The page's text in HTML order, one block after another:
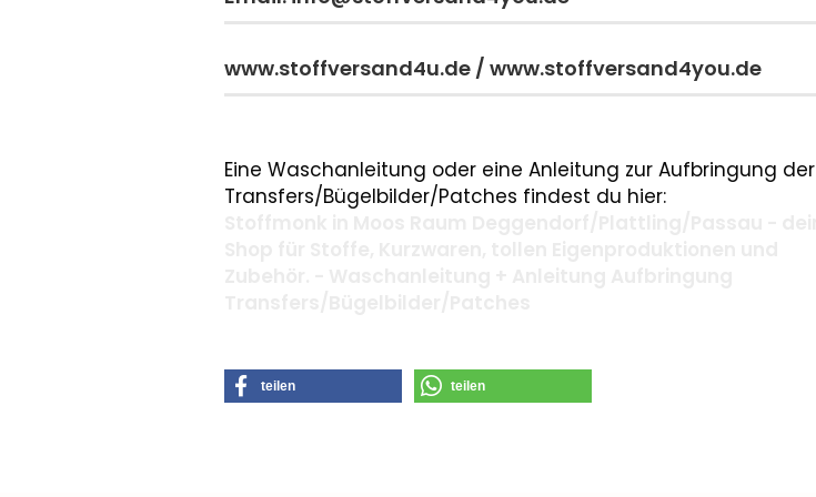
www.stoffversand4u.de / www.stoffversand4you.de
Eine Waschanleitung oder eine Anleitung zur Aufbringung der
Transfers/Bügelbilder/Patches findest du hier:
teilen teilen